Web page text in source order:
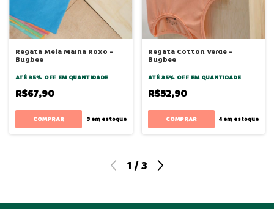
Regata Meia Malha Roxo -
Bugbee
ATÉ 35% OFF EM QUANTIDADE
R$67,90
COMPRAR 3em estoque
Regata Cotton Verde -
Bugbee
ATÉ 35% OFF EM QUANTIDADE
R$52,90
COMPRAR 4 em estoque
1 / 3